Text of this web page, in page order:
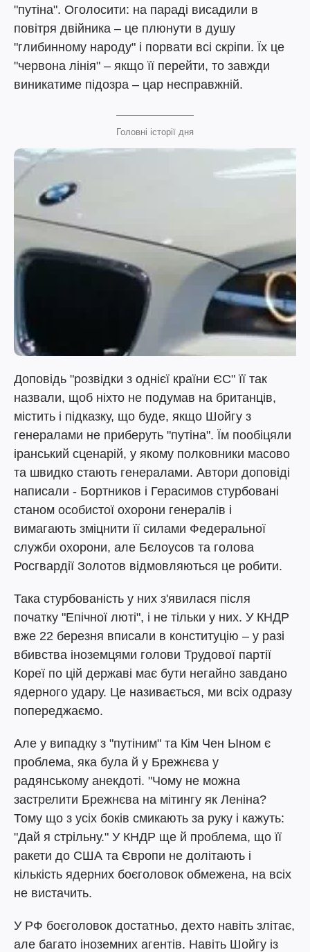
"путіна". Оголосити: на параді висадили в
повітря двійника – це плюнути в душу
"глибинному народу" і порвати всі скріпи. Їх це
"червона лінія" – якщо її перейти, то завжди
виникатиме підозра – цар несправжній.
Головні історії дня
Доповідь "розвідки з однієї країни ЄС" її так
назвали, щоб ніхто не подумав на британців,
містить і підказку, що буде, якщо Шойгу з
генералами не приберуть "путіна". Їм пообіцяли
іранський сценарій, у якому полковники масово
та швидко стають генералами. Автори доповіді
написали - Бортников і Герасимов стурбовані
станом особистої охорони генералів і
вимагають зміцнити її силами Федеральної
служби охорони, але Бєлоусов та голова
Росгвардії Золотов відмовляються це робити.
Така стурбованість у них з'явилася після
початку "Епічної люті", і не тільки у них. У КНДР
вже 22 березня вписали в конституцію – у разі
вбивства іноземцями голови Трудової партії
Кореї по цій державі має бути негайно завдано
ядерного удару. Це називається, ми всіх одразу
попереджаємо.
Але у випадку з "путіним" та Кім Чен Ыном є
проблема, яка була й у Брежнєва у
радянському анекдоті. "Чому не можна
застрелити Брежнєва на мітингу як Леніна?
Тому що з усіх боків смикають за руку і кажуть:
"Дай я стрільну." У КНДР ще й проблема, що її
ракети до США та Європи не долітають і
кількість ядерних боєголовок обмежена, на всіх
не вистачить.
У РФ боєголовок достатньо, дехто навіть злітає,
але багато іноземних агентів. Навіть Шойгу із